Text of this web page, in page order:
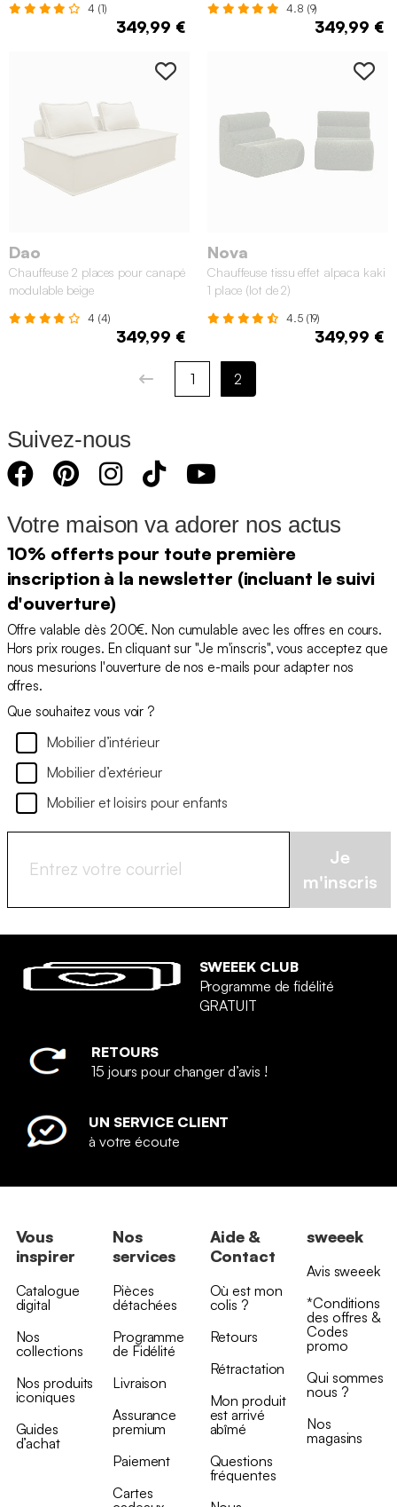
4 (1)
349,99 €
4.8 (9)
349,99 €
Dao
Chauffeuse 2 places pour canapé
modulable beige
4 (4)
349,99 €
Nova
Chauffeuse tissu effet alpaca kaki
1 place (lot de 2)
4.5 (19)
349,99 €
1 2
Suivez-nous
Votre maison va adorer nos actus
10% offerts pour toute première
inscription à la newsletter (incluant le suivi
d'ouverture)
Offre valable dès 200€. Non cumulable avec les offres en cours.
Hors prix rouges. En cliquant sur "Je m'inscris", vous acceptez que
nous mesurions l'ouverture de nos e-mails pour adapter nos
offres.
Que souhaitez vous voir ?
Mobilier d’intérieur
Mobilier d’extérieur
Mobilier et loisirs pour enfants
Je
m'inscris
SWEEEK CLUB
Programme de fidélité
GRATUIT
RETOURS
15 jours pour changer d’avis !
UN SERVICE CLIENT
à votre écoute
Vous
inspirer
Catalogue
digital
Nos
collections
Nos produits
iconiques
Guides
d’achat
Nos
services
Pièces
détachées
Programme
de Fidélité
Livraison
Assurance
premium
Paiement
Cartes
Aide &
Contact
Où est mon
colis ?
Retours
Rétractation
Mon produit
est arrivé
abîmé
Questions
fréquentes
sweeek
Avis sweeek
*Conditions
des offres &
Codes
promo
Qui sommes
nous ?
Nos
magasins